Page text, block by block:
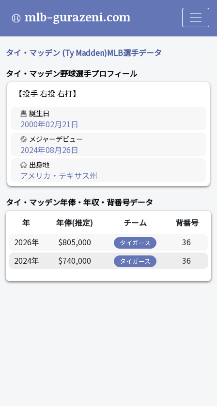
mlb-gurazeni.com
タイ・マッデン (Ty Madden)MLB選手データ
タイ・マッデン野球選手プロフィール
【投手 右投 右打】
誕生日
2000年02月21日
メジャーデビュー
2024年08月26日
出身地
アメリカ・テキサス州
タイ・マッデン年俸・年収・背番号データ
年
年俸(推定) チーム
背番号
2026年
$805,000 タイガース
36
2024年
$740,000 タイガース 36